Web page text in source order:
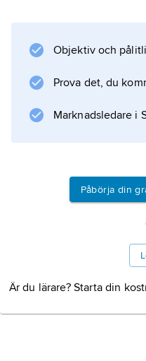
Objektiv och
Prova det, du
Marknadsledare i
Påbörja din
Är du lärare? Starta din